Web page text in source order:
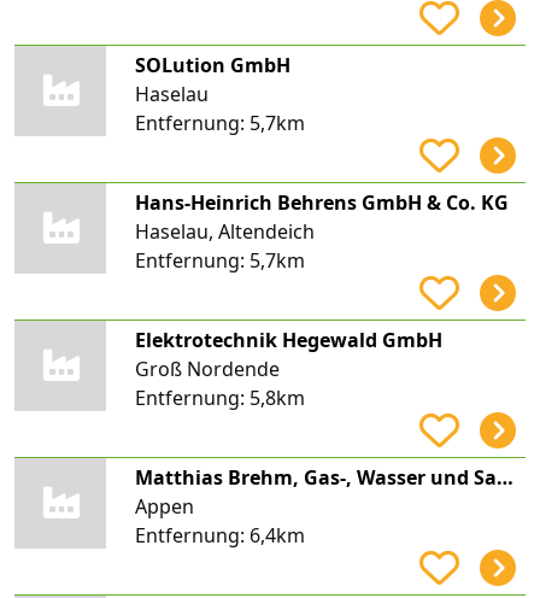
SOLution GmbH
Haselau
Entfernung: 5,7km
Hans-Heinrich Behrens GmbH & Co. KG
Haselau, Altendeich
Entfernung: 5,7km
Elektrotechnik Hegewald GmbH
Groß Nordende
Entfernung: 5,8km
Matthias Brehm, Gas-, Wasser und Sanitärtechnik
Appen
Entfernung: 6,4km